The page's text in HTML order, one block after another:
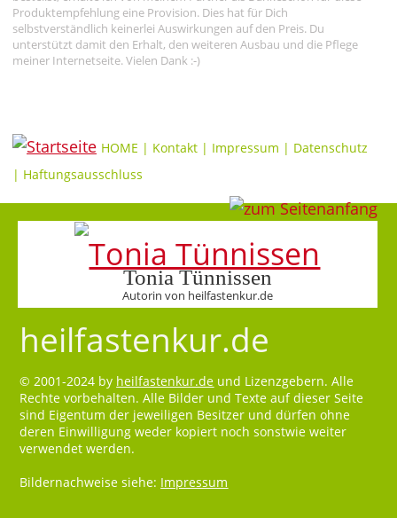
Produktempfehlung eine Provision. Dies hat für Dich
selbstverständlich keinerlei Auswirkungen auf den Preis. Du
unterstützt damit den Erhalt, den weiteren Ausbau und die Pflege
meiner Internetseite. Vielen Dank :-)
HOME | Kontakt | Impressum | Datenschutz
| Haftungsausschluss
Tonia Tünnissen
Autorin von heilfastenkur.de
heilfastenkur.de
© 2001-2024 by heilfastenkur.de und Lizenzgebern. Alle
Rechte vorbehalten. Alle Bilder und Texte auf dieser Seite
sind Eigentum der jeweiligen Besitzer und dürfen ohne
deren Einwilligung weder kopiert noch sonstwie weiter
verwendet werden.
Bildernachweise siehe: Impressum